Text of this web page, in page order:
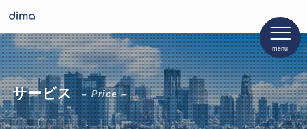
menu
サービス – Price –